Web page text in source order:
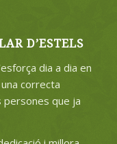
D’ESTELS
dia a dia en
correcta
persones que ja